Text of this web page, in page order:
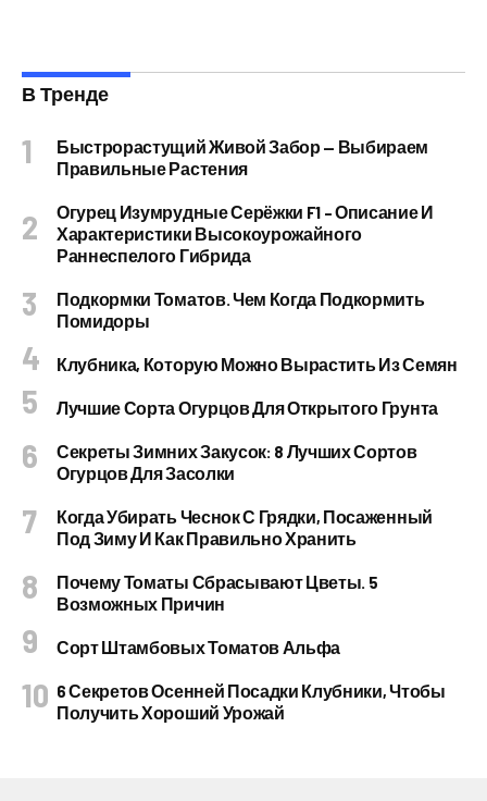
В Тренде
Быстрорастущий Живой Забор — Выбираем
Правильные Растения
Огурец Изумрудные Серёжки F1 – Описание И
Характеристики Высокоурожайного
Раннеспелого Гибрида
Подкормки Томатов. Чем Когда Подкормить
Помидоры
Клубника, Которую Можно Вырастить Из Семян
Лучшие Сорта Огурцов Для Открытого Грунта
Секреты Зимних Закусок: 8 Лучших Сортов
Огурцов Для Засолки
Когда Убирать Чеснок С Грядки, Посаженный
Под Зиму И Как Правильно Хранить
Почему Томаты Сбрасывают Цветы. 5
Возможных Причин
Сорт Штамбовых Томатов Альфа
6 Секретов Осенней Посадки Клубники, Чтобы
Получить Хороший Урожай